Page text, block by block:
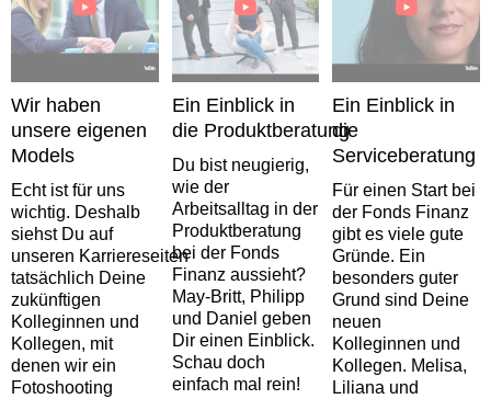
Wir haben
unsere eigenen
Models
Echt ist für uns
wichtig. Deshalb
siehst Du auf
unseren Karriereseiten
tatsächlich Deine
zukünftigen
Kolleginnen und
Kollegen, mit
denen wir ein
Fotoshooting
Ein Einblick in
die Produktberatung
Du bist neugierig,
wie der
Arbeitsalltag in der
Produktberatung
bei der Fonds
Finanz aussieht?
May-Britt, Philipp
und Daniel geben
Dir einen Einblick.
Schau doch
einfach mal rein!
Ein Einblick in
die
Serviceberatung
Für einen Start bei
der Fonds Finanz
gibt es viele gute
Gründe. Ein
besonders guter
Grund sind Deine
neuen
Kolleginnen und
Kollegen. Melisa,
Liliana und